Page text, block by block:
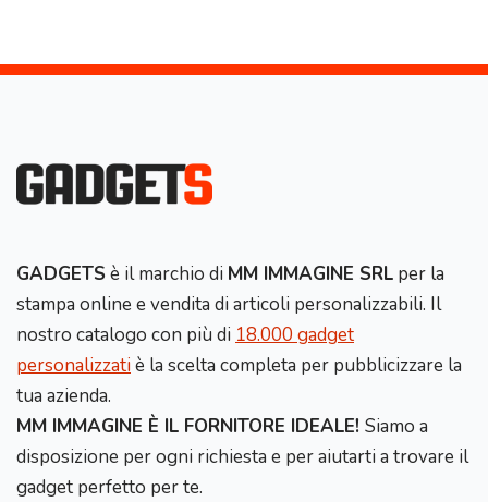
GADGETS è il marchio di MM IMMAGINE SRL per la
stampa online e vendita di articoli personalizzabili. Il
nostro catalogo con più di 18.000 gadget
personalizzatiè la scelta completa per pubblicizzare la
tua azienda.
MM IMMAGINE È IL FORNITORE IDEALE! Siamo a
disposizione per ogni richiesta e per aiutarti a trovare il
gadget perfetto per te.